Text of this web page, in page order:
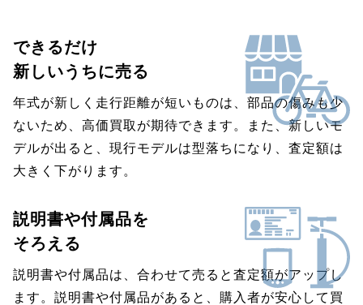
できるだけ
新しいうちに売る
年式が新しく走行距離が短いものは、部品の傷みも少
ないため、高価買取が期待できます。また、新しいモ
デルが出ると、現行モデルは型落ちになり、査定額は
大きく下がります。
説明書や付属品を
そろえる
説明書や付属品は、合わせて売ると査定額がアップし
ます。説明書や付属品があると、購入者が安心して買